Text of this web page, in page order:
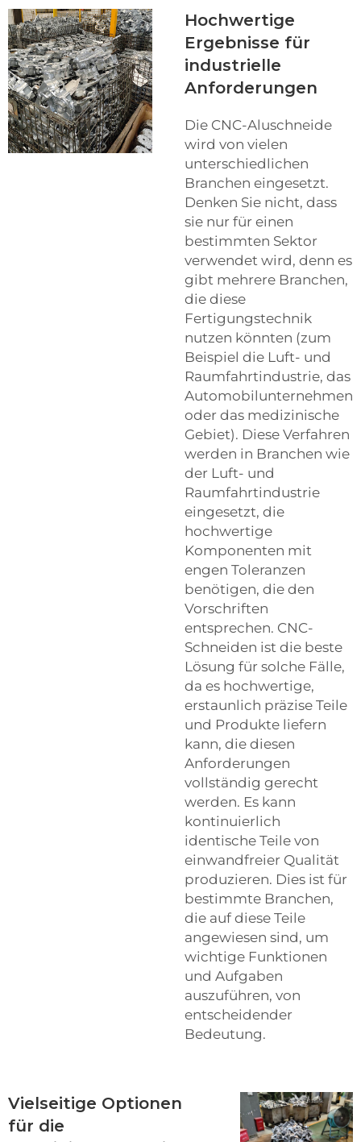
Hochwertige
Ergebnisse für
industrielle
Anforderungen
Die CNC-Aluschneide
wird von vielen
unterschiedlichen
Branchen eingesetzt.
Denken Sie nicht, dass
sie nur für einen
bestimmten Sektor
verwendet wird, denn es
gibt mehrere Branchen,
die diese
Fertigungstechnik
nutzen könnten (zum
Beispiel die Luft- und
Raumfahrtindustrie, das
Automobilunternehmen
oder das medizinische
Gebiet). Diese Verfahren
werden in Branchen wie
der Luft- und
Raumfahrtindustrie
eingesetzt, die
hochwertige
Komponenten mit
engen Toleranzen
benötigen, die den
Vorschriften
entsprechen. CNC-
Schneiden ist die beste
Lösung für solche Fälle,
da es hochwertige,
erstaunlich präzise Teile
und Produkte liefern
kann, die diesen
Anforderungen
vollständig gerecht
werden. Es kann
kontinuierlich
identische Teile von
einwandfreier Qualität
produzieren. Dies ist für
bestimmte Branchen,
die auf diese Teile
angewiesen sind, um
wichtige Funktionen
und Aufgaben
auszuführen, von
entscheidender
Bedeutung.
Vielseitige Optionen
für die